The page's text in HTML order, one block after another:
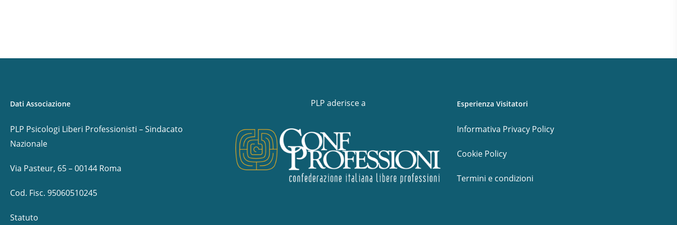
Dati Associazione
PLP Psicologi Liberi Professionisti – Sindacato
Nazionale
Via Pasteur, 65 – 00144 Roma
Cod. Fisc. 95060510245
Statuto
PLP aderisce a Esperienza Visitatori
Informativa Privacy Policy
Cookie Policy
Termini e condizioni